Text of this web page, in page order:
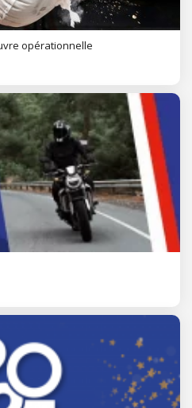
opérationnelle